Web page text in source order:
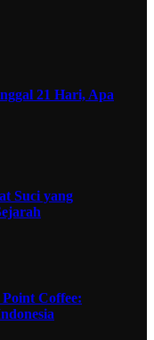
21 Hari, Apa
Suci yang
Coffee: